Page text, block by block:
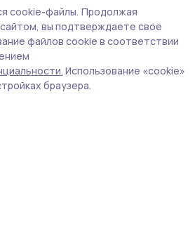
cookie-файлы. Продолжая
вы подтверждаете свое
файлов cookie в соответствии
Использование «cookie»
браузера.